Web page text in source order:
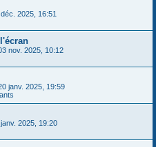
déc. 2025, 16:51
nov. 2025, 10:12
janv. 2025, 19:59
2025, 19:20